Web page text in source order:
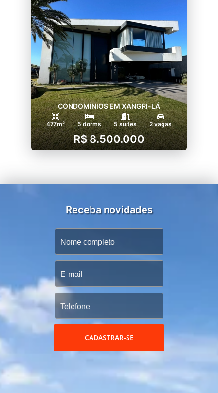
CONDOMÍNIOS EM XANGRI-LÁ
477m² 5 dorms 5 suítes 2 vagas
R$ 8.500.000
Receba novidades
CADASTRAR-SE